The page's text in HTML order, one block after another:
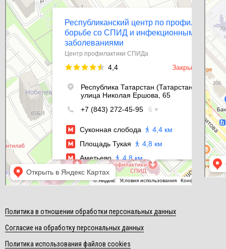
Политика в отношении обработки персональных данных
Согласие на обработку персональных данных
Политика использования файлов cookies